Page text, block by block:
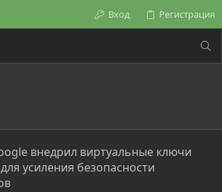
Вход Регистрация
внедрил виртуальные ключи
усиления безопасности